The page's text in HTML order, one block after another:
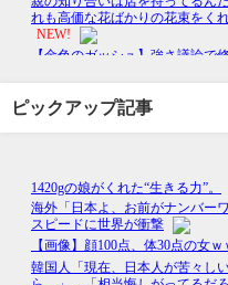
ピックアップ記事